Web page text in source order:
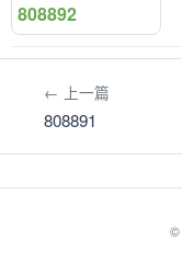
808892
← 上一篇
808891
©